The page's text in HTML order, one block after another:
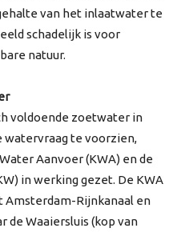
van het inlaatwater te
schadelijk is voor
natuur.
voldoende zoetwater in
watervraag te voorzien,
Aanvoer (KWA) en de
in werking gezet. De KWA
Amsterdam-Rijnkanaal en
de Waaiersluis (kop van